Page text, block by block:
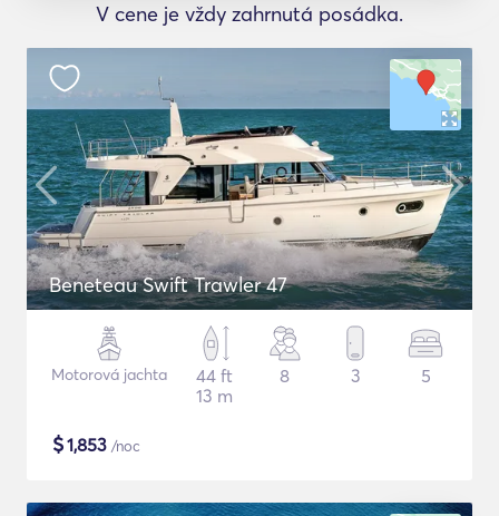
V cene je vždy zahrnutá posádka.
Beneteau Swift Trawler 47
Motorová jachta
44 ft
13 m
8 3 5
$1,853 /noc